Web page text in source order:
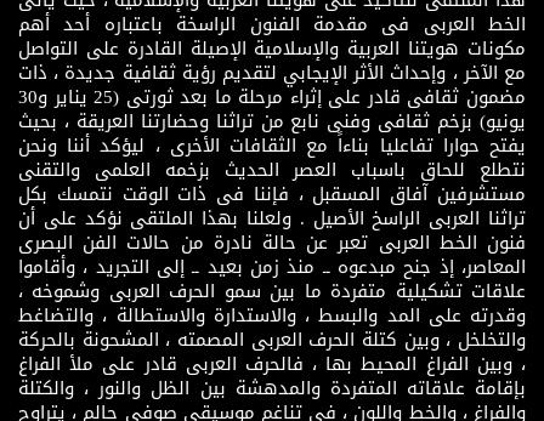
الخط العربى فى مقدمة الفنون الراسخة باعتباره أحد أهم
مكونات هويتنا العربية والإسلامية الإصيلة القادرة على التواصل
مع الآخر ، وإحداث الأثر الإيجابي لتقديم رؤية ثقافية جديدة ، ذات
مضمون ثقافى قادر على إثراء مرحلة ما بعد ثورتى (25 يناير و30
يونيو) بزخم ثقافى وفنى نابع من تراثنا وحضارتنا العريقة ، بحيث
يفتح حوارا تفاعليا بناءاً مع الثقافات الأخرى ، ليؤكد أننا ونحن
نتطلع للحاق باسباب العصر الحديث بزخمه العلمى والتقنى
مستشرفين آفاق المسقبل ، فإننا فى ذات الوقت نتمسك بكل
تراثنا العربى الراسخ الأصيل . ولعلنا بهذا الملتقى نؤكد على أن
فنون الخط العربى تعبر عن حالة نادرة من حالات الفن البصرى
المعاصر، إذ جنح مبدعوه ــ منذ زمن بعيد ــ إلى التجريد ، وأقاموا
علاقات تشكيلية متفردة ما بين سمو الحرف العربى وشموخه ،
وقدرته على المد والبسط ، والاستدارة والاستطالة ، والتضاغط
والتخلخل ، وبين كتلة الحرف العربى المصمته ، المشحونة بالحركة
، وبين الفراغ المحيط بها ، فالحرف العربى قادر على ملأ الفراغ
بإقامة علاقاته المتفردة والمدهشة بين الظل والنور ، والكتلة
والفراغ ، والخط واللون ، فى تناغم موسيقى صوفى حالم ، يتراوح